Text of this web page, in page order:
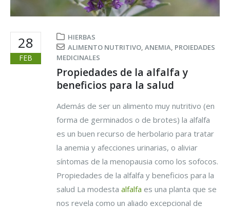
28
FEB
HIERBAS
ALIMENTO NUTRITIVO, ANEMIA, PROIEDADES
MEDICINALES
Propiedades de la alfalfa y
beneficios para la salud
Además de ser un alimento muy nutritivo (en
forma de germinados o de brotes) la alfalfa
es un buen recurso de herbolario para tratar
la anemia y afecciones urinarias, o aliviar
síntomas de la menopausia como los sofocos.
Propiedades de la alfalfa y beneficios para la
salud La modesta alfalfa es una planta que se
nos revela como un aliado excepcional de